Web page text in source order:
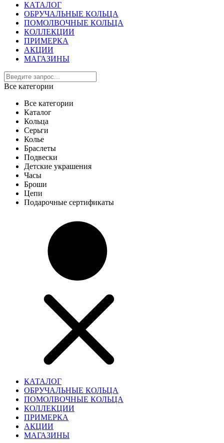
КАТАЛОГ
ОБРУЧАЛЬНЫЕ КОЛЬЦА
ПОМОЛВОЧНЫЕ КОЛЬЦА
КОЛЛЕКЦИИ
ПРИМЕРКА
АКЦИИ
МАГАЗИНЫ
Все категории
Все категории
Каталог
Кольца
Серьги
Колье
Браслеты
Подвески
Детские украшения
Часы
Броши
Цепи
Подарочные сертификаты
КАТАЛОГ
ОБРУЧАЛЬНЫЕ КОЛЬЦА
ПОМОЛВОЧНЫЕ КОЛЬЦА
КОЛЛЕКЦИИ
ПРИМЕРКА
АКЦИИ
МАГАЗИНЫ